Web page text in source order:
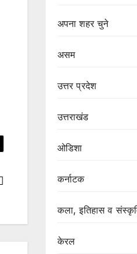
अपना शहर चुने
असम
उत्तर प्रदेश
उत्तराखंड
ओडिशा
कर्नाटक
कला, इतिहास व
केरल